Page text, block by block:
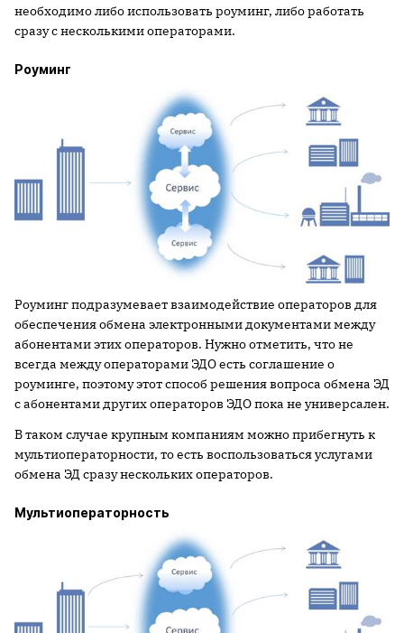
необходимо либо использовать роуминг, либо работать
сразу с несколькими операторами.
Роуминг
Роуминг подразумевает взаимодействие операторов для
обеспечения обмена электронными документами между
абонентами этих операторов. Нужно отметить, что не
всегда между операторами ЭДО есть соглашение о
роуминге, поэтому этот способ решения вопроса обмена ЭД
с абонентами других операторов ЭДО пока не универсален.
В таком случае крупным компаниям можно прибегнуть к
мультиоператорности, то есть воспользоваться услугами
обмена ЭД сразу нескольких операторов.
Мультиоператорность